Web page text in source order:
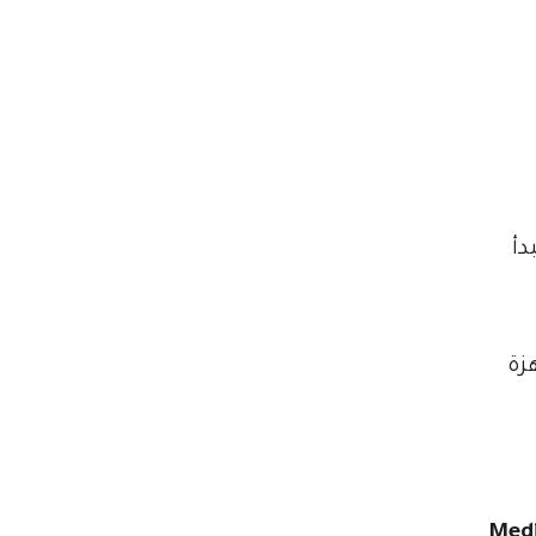
ستحصل على نسخة محدثة من ويندوز 11 جاهزة